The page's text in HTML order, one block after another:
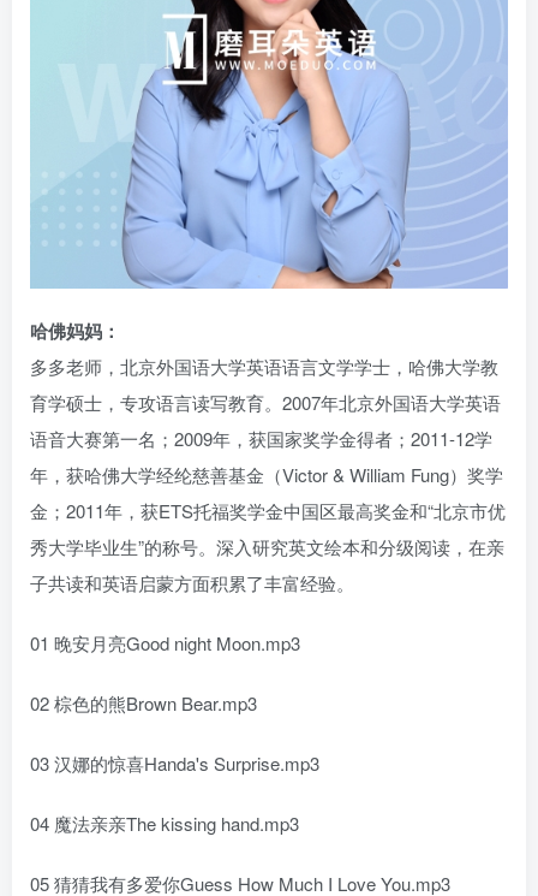
哈佛妈妈：
多多老师，北京外国语大学英语语言文学学士，哈佛大学教
育学硕士，专攻语言读写教育。2007年北京外国语大学英语
语音大赛第一名；2009年，获国家奖学金得者；2011-12学
年，获哈佛大学经纶慈善基金（Victor & William Fung）奖学
金；2011年，获ETS托福奖学金中国区最高奖金和“北京市优
秀大学毕业生”的称号。深入研究英文绘本和分级阅读，在亲
子共读和英语启蒙方面积累了丰富经验。
01 晚安月亮Good night Moon.mp3
02 棕色的熊Brown Bear.mp3
03 汉娜的惊喜Handa's Surprise.mp3
04 魔法亲亲The kissing hand.mp3
05 猜猜我有多爱你Guess How Much I Love You.mp3